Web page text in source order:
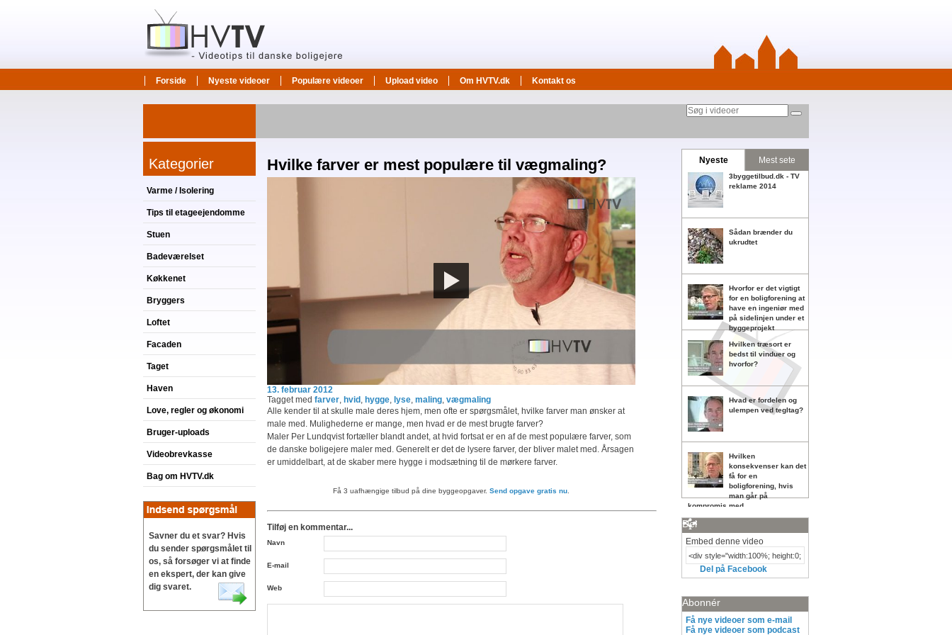
Forside Nyeste videoer Populære videoer Upload video Om HVTV.dk Kontakt os
Kategorier
Varme / Isolering
Tips til etageejendomme
Stuen
Badeværelset
Køkkenet
Bryggers
Loftet
Facaden
Taget
Haven
Love, regler og økonomi
Bruger-uploads
Videobrevkasse
Bag om HVTV.dk
Savner du et svar? Hvis
du sender spørgsmålet til
os, så forsøger vi at finde
en ekspert, der kan give
dig svaret.
Nyeste Mest sete
3byggetilbud.dk - TV
reklame 2014
Sådan brænder du
ukrudtet
Hvorfor er det vigtigt
for en boligforening at
have en ingeniør med
på sidelinjen under et
byggeprojekt
Hvilken træsort er
bedst til vinduer og
hvorfor?
Hvad er fordelen og
ulempen ved tegltag?
Hvilken
konsekvenser kan det
få for en
boligforening, hvis
man går på
kompromis med
Del
Embed denne video
Del på Facebook
Abonnér
Få nye videoer som e-mail
Få nye videoer som podcast
Hvilke farver er mest populære til vægmaling?
13. februar 2012
Tagget med farver hvid hygge lyse maling vægmaling
Alle kender til at skulle male deres hjem, men ofte er spørgsmålet, hvilke farver man ønsker at
male med. Mulighederne er mange, men hvad er de mest brugte farver?
Maler Per Lundqvist fortæller blandt andet, at hvid fortsat er en af de mest populære farver, som
de danske boligejere maler med. Generelt er det de lysere farver, der bliver malet med. Årsagen
er umiddelbart, at de skaber mere hygge i modsætning til de mørkere farver.
Få 3 uafhængige tilbud på dine byggeopgaver. Send opgave gratis nu
Tilføj en kommentar...
Navn
E-mail
Web